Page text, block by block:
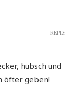
hübsch und
öfter geben!
REPLY